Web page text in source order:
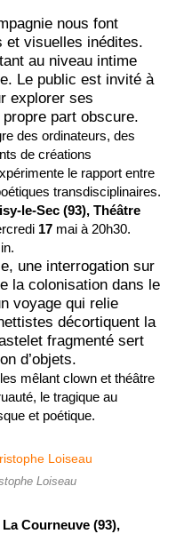
nous font
et visuelles inédites.
au niveau intime
Le public est invité à
explorer ses
part obscure.
des ordinateurs, des
de créations
le rapport entre
transdisciplinaires.
le-Sec (93), Théâtre
17 mai à 20h30.
une interrogation sur
la colonisation dans le
voyage qui relie
décortiquent la
fragmenté sert
d’objets.
mêlant clown et théâtre
le tragique au
et poétique.
Loiseau
La Courneuve (93),